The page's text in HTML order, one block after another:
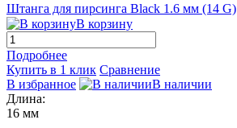
Штанга для пирсинга Black 1.6 мм (14 G)
В корзину
Подробнее
Купить в 1 клик Сравнение
В избранное
В наличии
Длина:
16 мм